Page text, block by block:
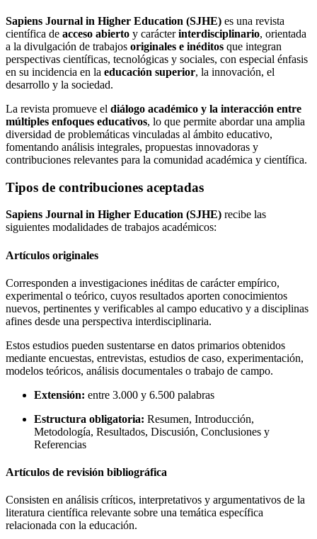
Sapiens Journal in Higher Education (SJHE) es una revista
científica de acceso abierto y carácterinterdisciplinario, orientada
a la divulgación de trabajos originales e inéditos que integran
perspectivas científicas, tecnológicas y sociales, con especial énfasis
en su incidencia en la educación superior, la innovación, el
desarrollo y la sociedad.
La revista promueve el diálogo académico y la interacción entre
múltiples enfoques educativos, lo que permite abordar una amplia
diversidad de problemáticas vinculadas al ámbito educativo,
fomentando análisis integrales, propuestas innovadoras y
contribuciones relevantes para la comunidad académica y científica.
Tipos de contribuciones aceptadas
Sapiens Journal in Higher Education (SJHE) recibe las
siguientes modalidades de trabajos académicos:
Artículos originales
Corresponden a investigaciones inéditas de carácter empírico,
experimental o teórico, cuyos resultados aporten conocimientos
nuevos, pertinentes y verificables al campo educativo y a disciplinas
afines desde una perspectiva interdisciplinaria.
Estos estudios pueden sustentarse en datos primarios obtenidos
mediante encuestas, entrevistas, estudios de caso, experimentación,
modelos teóricos, análisis documentales o trabajo de campo.
Extensión: entre 3.000 y 6.500 palabras
Estructura obligatoria: Resumen, Introducción,
Metodología, Resultados, Discusión, Conclusiones y
Referencias
Artículos de revisión bibliográfica
Consisten en análisis críticos, interpretativos y argumentativos de la
literatura científica relevante sobre una temática específica
relacionada con la educación.